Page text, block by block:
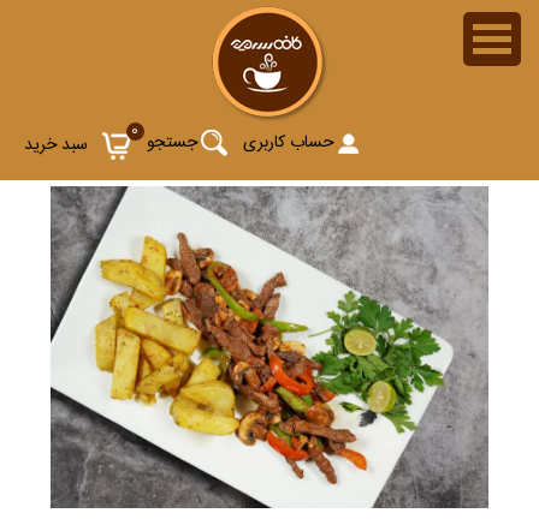
0 سبد خرید جستجو حساب کاربری